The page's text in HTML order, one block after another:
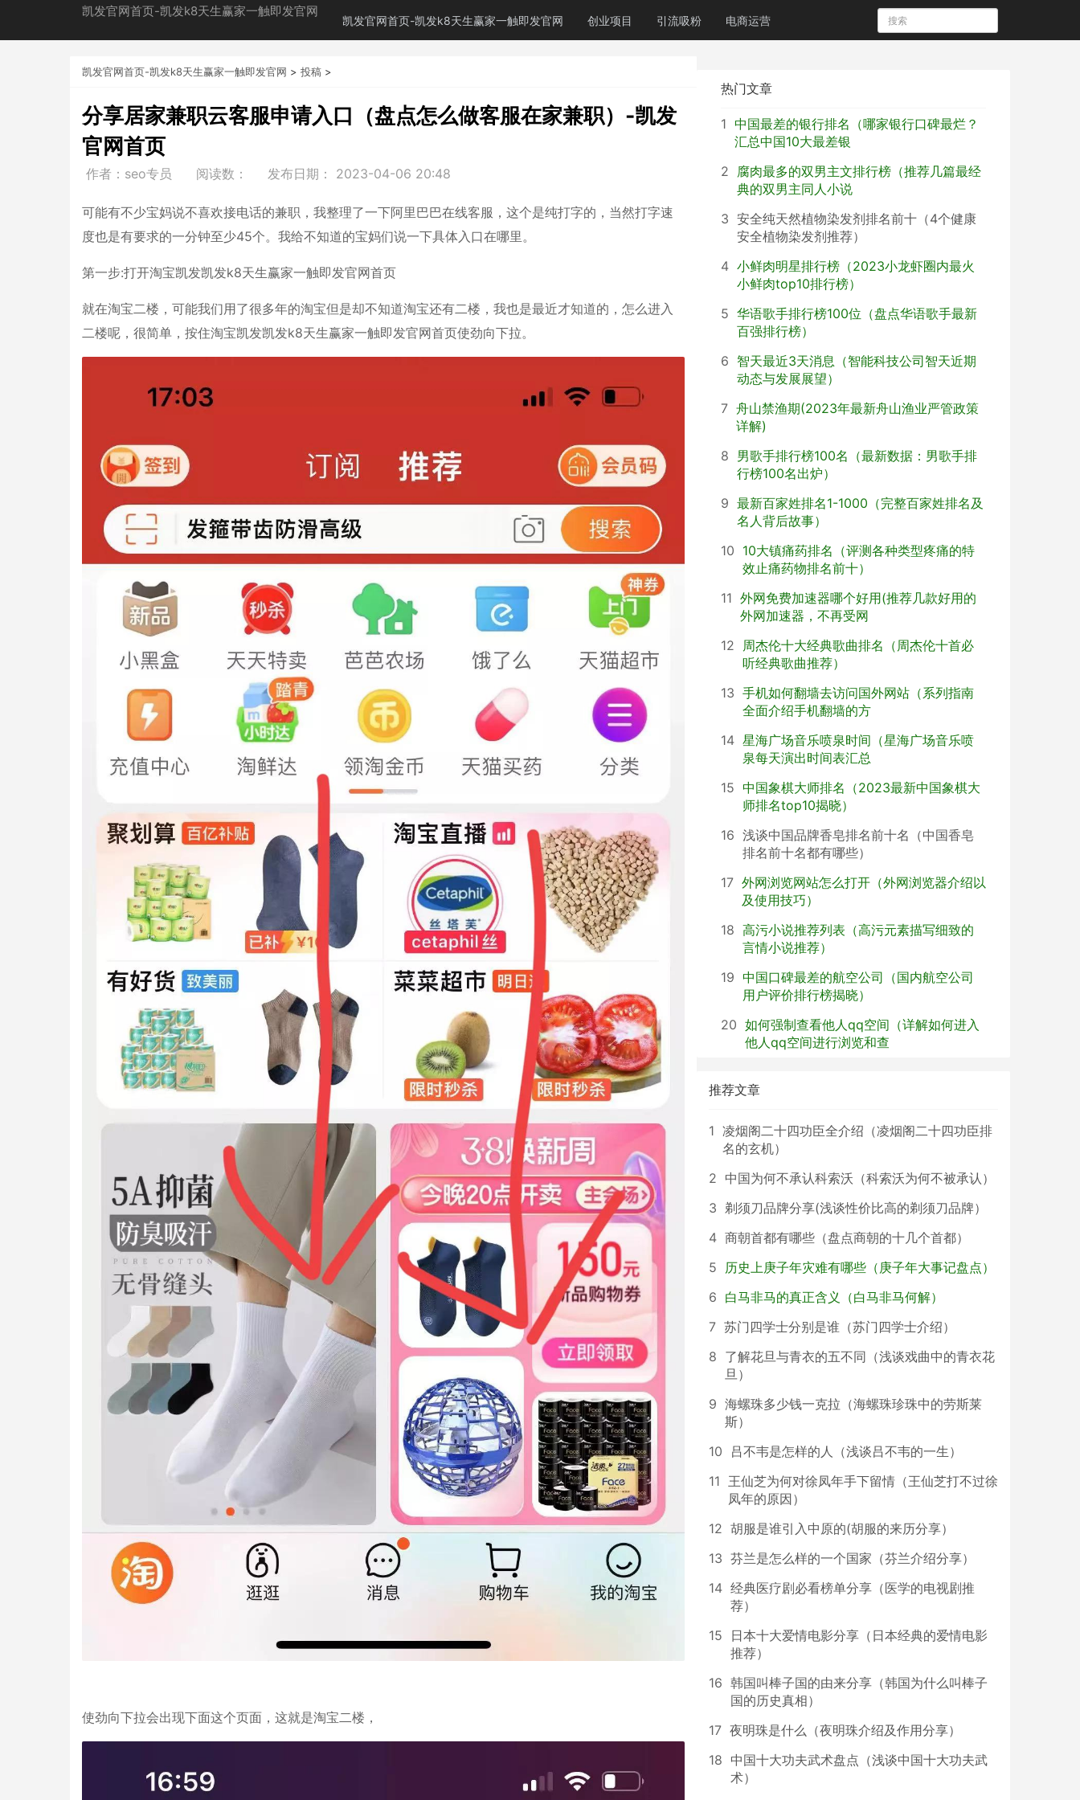
凯发官网首页-凯发k8天生赢家一触即发官网
凯发官网首页-凯发k8天生赢家一触即发官网 创业项目 引流吸粉 电商运营
凯发官网首页-凯发k8天生赢家一触即发官网 > 投稿 >
分享居家兼职云客服申请入口（盘点怎么做客服在家兼职）-凯发
官网首页
作者：seo专员 阅读数： 发布日期： 2023-04-06 20:48
可能有不少宝妈说不喜欢接电话的兼职，我整理了一下阿里巴巴在线客服，这个是纯打字的，当然打字速
度也是有要求的一分钟至少45个。我给不知道的宝妈们说一下具体入口在哪里。
第一步:打开淘宝凯发凯发k8天生赢家一触即发官网首页
就在淘宝二楼，可能我们用了很多年的淘宝但是却不知道淘宝还有二楼，我也是最近才知道的，怎么进入
二楼呢，很简单，按住淘宝凯发凯发k8天生赢家一触即发官网首页使劲向下拉。
使劲向下拉会出现下面这个页面，这就是淘宝二楼，
热门文章
1 中国最差的银行排名（哪家银行口碑最烂？
汇总中国10大最差银
2 腐肉最多的双男主文排行榜（推荐几篇最经
典的双男主同人小说
3 安全纯天然植物染发剂排名前十（4个健康
安全植物染发剂推荐）
4 小鲜肉明星排行榜（2023小龙虾圈内最火
小鲜肉top10排行榜）
5 华语歌手排行榜100位（盘点华语歌手最新
百强排行榜）
6 智天最近3天消息（智能科技公司智天近期
动态与发展展望）
7 舟山禁渔期(2023年最新舟山渔业严管政策
详解)
8 男歌手排行榜100名（最新数据：男歌手排
行榜100名出炉）
9 最新百家姓排名1-1000（完整百家姓排名及
名人背后故事）
10 10大镇痛药排名（评测各种类型疼痛的特
效止痛药物排名前十）
11 外网免费加速器哪个好用(推荐几款好用的
外网加速器，不再受网
12 周杰伦十大经典歌曲排名（周杰伦十首必
听经典歌曲推荐）
13 手机如何翻墙去访问国外网站（系列指南
全面介绍手机翻墙的方
14 星海广场音乐喷泉时间（星海广场音乐喷
泉每天演出时间表汇总
15 中国象棋大师排名（2023最新中国象棋大
师排名top10揭晓）
16 浅谈中国品牌香皂排名前十名（中国香皂
排名前十名都有哪些）
17 外网浏览网站怎么打开（外网浏览器介绍以
及使用技巧）
18 高污小说推荐列表（高污元素描写细致的
言情小说推荐）
19 中国口碑最差的航空公司（国内航空公司
用户评价排行榜揭晓）
20 如何强制查看他人qq空间（详解如何进入
他人qq空间进行浏览和查
推荐文章
1 凌烟阁二十四功臣全介绍（凌烟阁二十四功臣排
名的玄机）
2 中国为何不承认科索沃（科索沃为何不被承认）
3 剃须刀品牌分享(浅谈性价比高的剃须刀品牌）
4 商朝首都有哪些（盘点商朝的十几个首都）
5 历史上庚子年灾难有哪些（庚子年大事记盘点）
6 白马非马的真正含义（白马非马何解）
7 苏门四学士分别是谁（苏门四学士介绍）
8 了解花旦与青衣的五不同（浅谈戏曲中的青衣花
旦）
9 海螺珠多少钱一克拉（海螺珠珍珠中的劳斯莱
斯）
10
吕不韦是怎样的人（浅谈吕不韦的一生）
11 王仙芝为何对徐凤年手下留情（王仙芝打不过徐
凤年的原因）
12 胡服是谁引入中原的(胡服的来历分享）
13 芬兰是怎么样的一个国家（芬兰介绍分享）
14 经典医疗剧必看榜单分享（医学的电视剧推
荐）
15
日本十大爱情电影分享（日本经典的爱情电影
推荐）
16 韩国叫棒子国的由来分享（韩国为什么叫棒子
国的历史真相）
17 夜明珠是什么（夜明珠介绍及作用分享）
18 中国十大功夫武术盘点（浅谈中国十大功夫武
术）